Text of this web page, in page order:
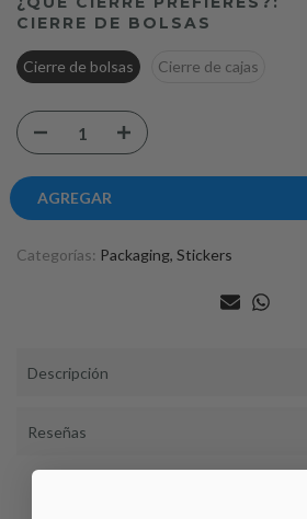
CIERRE DE BOLSAS
Cierre de bolsas Cierre de cajas
AGREGAR
Categorías: Packaging Stickers
Descripción
Reseñas